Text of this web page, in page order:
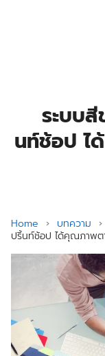
ระบบ
นท์ช้อป ไ
Home › บทความ ›
ปริ้นท์ช้อป ได้คุณภาพต